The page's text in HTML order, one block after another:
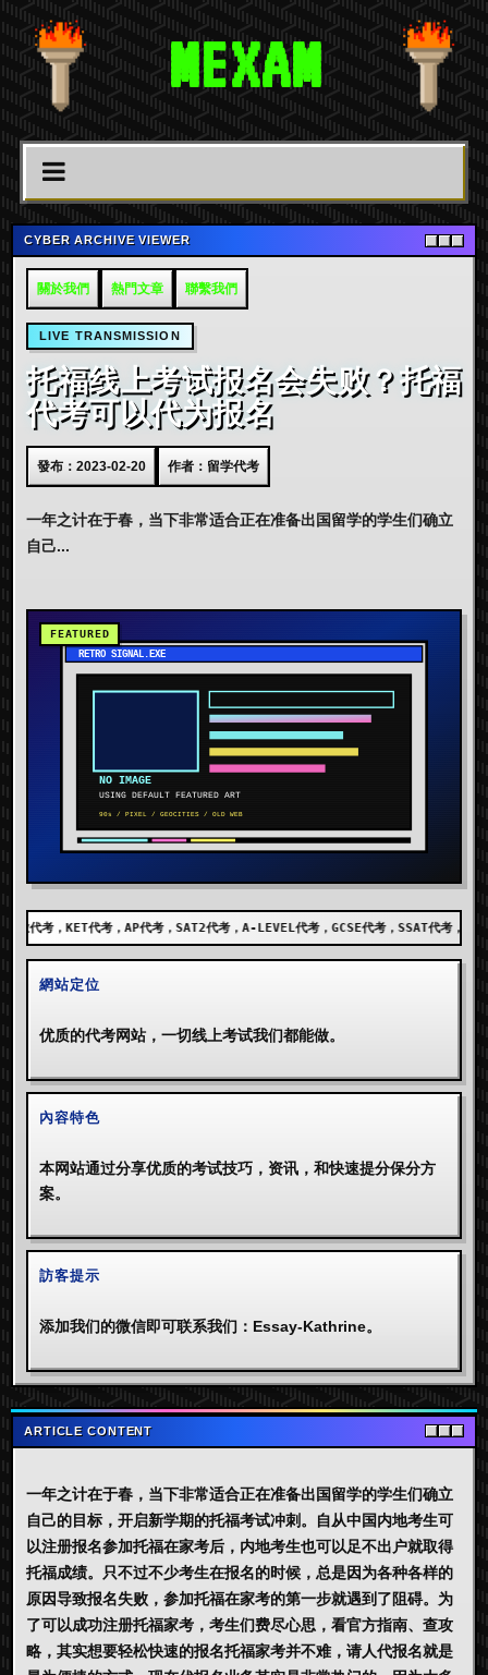
MEXAM
CYBER ARCHIVE VIEWER
關於我們 熱門文章 聯繫我們
LIVE TRANSMISSION
托福线上考试报名会失败？托福
代考可以代为报名
發布：2023-02-20 作者：留学代考
一年之计在于春，当下非常适合正在准备出国留学的学生们确立
自己...
AP代考，SAT2代考，A-LEVEL代考，GCSE代考，SSAT代考，出国留学代考，
網站定位
优质的代考网站，一切线上考试我们都能做。
內容特色
本网站通过分享优质的考试技巧，资讯，和快速提分保分方
案。
訪客提示
添加我们的微信即可联系我们：Essay-Kathrine。
ARTICLE CONTENT
一年之计在于春，当下非常适合正在准备出国留学的学生们确立
自己的目标，开启新学期的托福考试冲刺。自从中国内地考生可
以注册报名参加托福在家考后，内地考生也可以足不出户就取得
托福成绩。只不过不少考生在报名的时候，总是因为各种各样的
原因导致报名失败，参加托福在家考的第一步就遇到了阻碍。为
了可以成功注册托福家考，考生们费尽心思，看官方指南、查攻
略，其实想要轻松快速的报名托福家考并不难，请人代报名就是